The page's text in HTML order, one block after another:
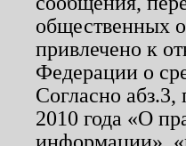
общественных
привлечено к
Федерации о
Согласно
2010 года «О
информации»,